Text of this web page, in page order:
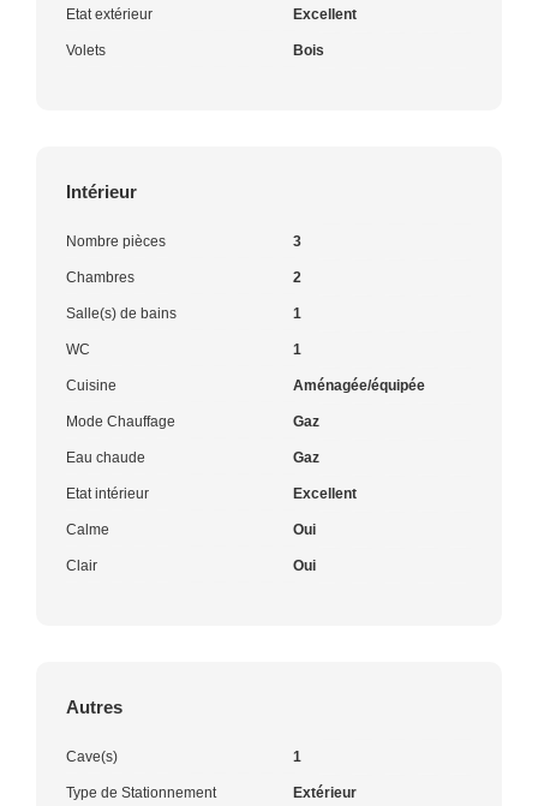
Etat extérieur Excellent
Volets Bois
Intérieur
Nombre pièces 3
Chambres 2
Salle(s) de bains 1
WC 1
Cuisine Aménagée/équipée
Mode Chauffage Gaz
Eau chaude Gaz
Etat intérieur Excellent
Calme Oui
Clair Oui
Autres
Cave(s) 1
Type de Stationnement Extérieur